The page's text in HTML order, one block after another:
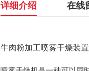
详细介绍 在线
牛肉粉加工喷雾干燥装